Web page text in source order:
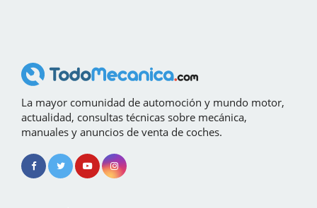
La mayor comunidad de automoción y mundo motor,
actualidad, consultas técnicas sobre mecánica,
manuales y anuncios de venta de coches.